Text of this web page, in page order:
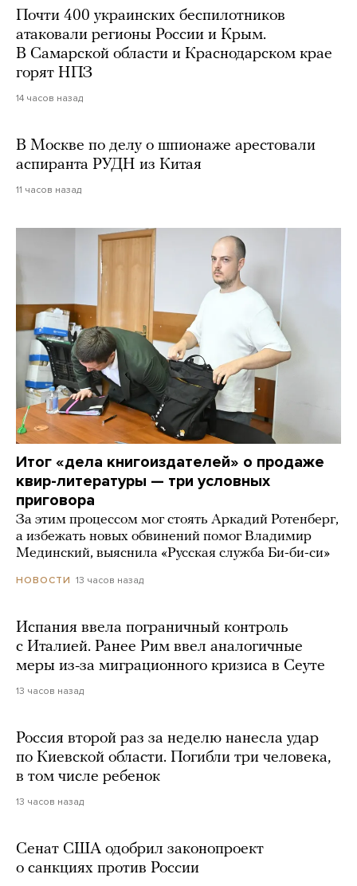
Почти 400 украинских беспилотников
атаковали регионы России и Крым.
В Самарской области и Краснодарском крае
горят НПЗ
14 часов назад
В Москве по делу о шпионаже арестовали
аспиранта РУДН из Китая
11 часов назад
Итог «дела книгоиздателей» о продаже
квир-литературы — три условных
приговора
За этим процессом мог стоять Аркадий Ротенберг,
а избежать новых обвинений помог Владимир
Мединский, выяснила «Русская служба Би-би-си»
НОВОСТИ 13 часов назад
Испания ввела пограничный контроль
с Италией. Ранее Рим ввел аналогичные
меры из-за миграционного кризиса в Сеуте
13 часов назад
Россия второй раз за неделю нанесла удар
по Киевской области. Погибли три человека,
в том числе ребенок
13 часов назад
Сенат США одобрил законопроект
о санкциях против России